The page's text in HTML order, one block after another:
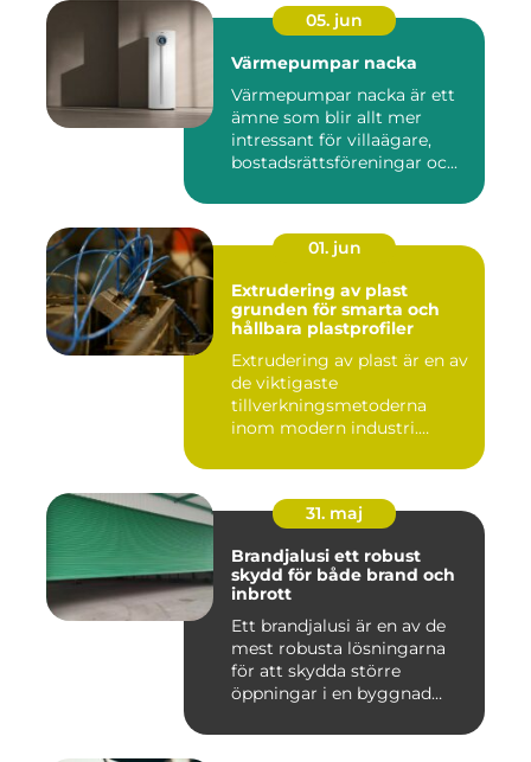
05. jun
Värmepumpar nacka
Värmepumpar nacka är ett
ämne som blir allt mer
intressant för villaägare,
bostadsrättsföreningar oc...
01. jun
Extrudering av plast
grunden för smarta och
hållbara plastprofiler
Extrudering av plast är en av
de viktigaste
tillverkningsmetoderna
inom modern industri.
31. maj
Brandjalusi ett robust
skydd för både brand och
inbrott
Ett brandjalusi är en av de
mest robusta lösningarna
för att skydda större
öppningar i en byggnad